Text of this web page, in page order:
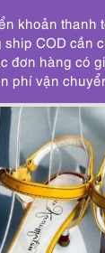
1222-
sandals-Gần
khoản thanh
COD cần
đơn hàng có
phí vận